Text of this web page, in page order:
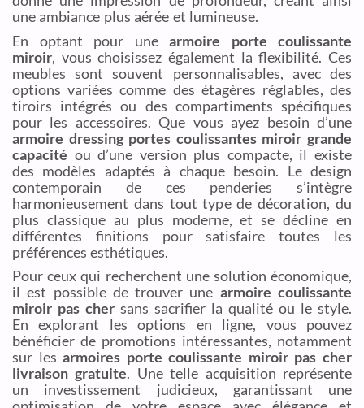
une ambiance plus aérée et lumineuse.
En optant pour une armoire porte coulissante
miroir, vous choisissez également la flexibilité. Ces
meubles sont souvent personnalisables, avec des
options variées comme des étagères réglables, des
tiroirs intégrés ou des compartiments spécifiques
pour les accessoires. Que vous ayez besoin d’une
armoire dressing portes coulissantes miroir grande
capacité ou d’une version plus compacte, il existe
des modèles adaptés à chaque besoin. Le design
contemporain de ces penderies s’intègre
harmonieusement dans tout type de décoration, du
plus classique au plus moderne, et se décline en
différentes finitions pour satisfaire toutes les
préférences esthétiques.
Pour ceux qui recherchent une solution économique,
il est possible de trouver une armoire coulissante
miroir pas cher sans sacrifier la qualité ou le style.
En explorant les options en ligne, vous pouvez
bénéficier de promotions intéressantes, notamment
sur lesarmoires porte coulissante miroir pas cher
livraison gratuite. Une telle acquisition représente
un investissement judicieux, garantissant une